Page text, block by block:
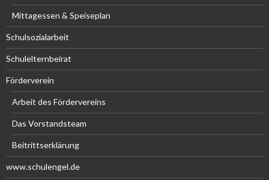
Mittagessen & Speiseplan
Schulsozialarbeit
Schulelternbeirat
Förderverein
Arbeit des Fördervereins
Das Vorstandsteam
Beitrittserklärung
www.schulengel.de